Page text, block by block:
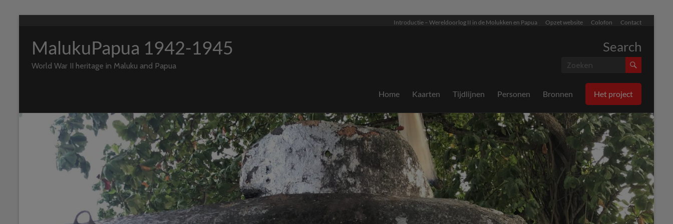
inhoud
Introductie – Wereldoorlog II in de Molukken en Papua Opzet website Colofon Contact
MalukuPapua 1942-1945
World War II heritage in Maluku and Papua
Search
Home Kaarten Tijdlijnen Personen Bronnen Het project